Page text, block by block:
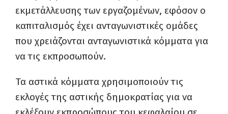
εκμετάλλευσης των εργαζομένων, εφόσον ο
καπιταλισμός έχει ανταγωνιστικές ομάδες
που χρειάζονται ανταγωνιστικά κόμματα για
να τις εκπροσωπούν.
Τα αστικά κόμματα χρησιμοποιούν τις
εκλογές της αστικής δημοκρατίας για να